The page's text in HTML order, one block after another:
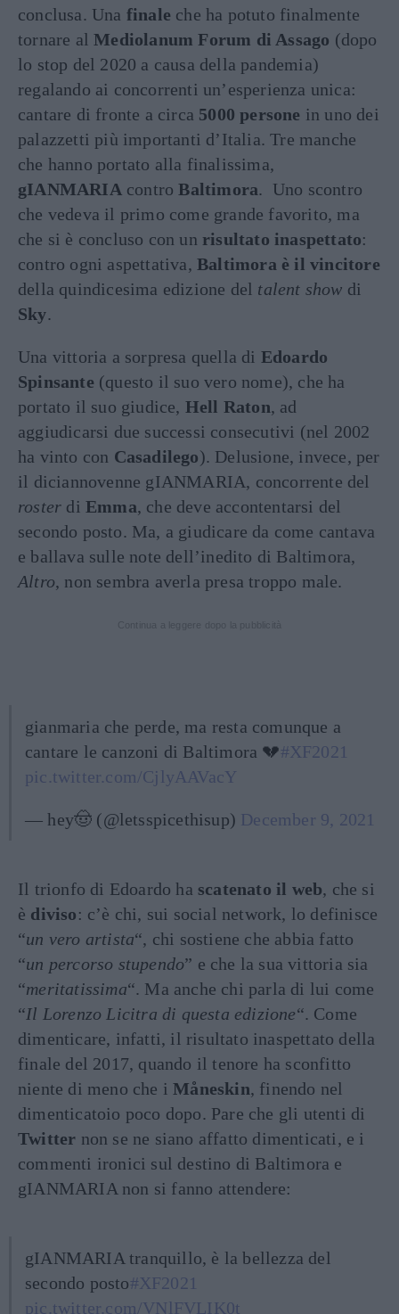
conclusa. Una finale che ha potuto finalmente
tornare alMediolanum Forum di Assago (dopo
lo stop del 2020 a causa della pandemia)
regalando ai concorrenti un’esperienza unica:
cantare di fronte a circa 5000 persone in uno dei
palazzetti più importanti d’Italia. Tre manche
che hanno portato alla finalissima,
gIANMARIA controBaltimora. Uno scontro
che vedeva il primo come grande favorito, ma
che si è concluso con un risultato inaspettato:
contro ogni aspettativa, Baltimora è il vincitore
della quindicesima edizione del talent show di
Sky.
Una vittoria a sorpresa quella di Edoardo
Spinsante (questo il suo vero nome), che ha
portato il suo giudice, Hell Raton, ad
aggiudicarsi due successi consecutivi (nel 2002
ha vinto con Casadilego). Delusione, invece, per
il diciannovenne gIANMARIA, concorrente del
roster diEmma, che deve accontentarsi del
secondo posto. Ma, a giudicare da come cantava
e ballava sulle note dell’inedito di Baltimora,
Altro, non sembra averla presa troppo male.
gianmaria che perde, ma resta comunque a
cantare le canzoni di Baltimora 💔#XF2021
pic.twitter.com/CjlyAAVacY
— hey🤠 (@letsspicethisup) December 9, 2021
Il trionfo di Edoardo ha scatenato il web, che si
è diviso: c’è chi, sui social network, lo definisce
“un vero artista“, chi sostiene che abbia fatto
“un percorso stupendo” e che la sua vittoria sia
“meritatissima“. Ma anche chi parla di lui come
“Il Lorenzo Licitra di questa edizione“. Come
dimenticare, infatti, il risultato inaspettato della
finale del 2017, quando il tenore ha sconfitto
niente di meno che iMåneskin, finendo nel
dimenticatoio poco dopo. Pare che gli utenti di
Twitter non se ne siano affatto dimenticati, e i
commenti ironici sul destino di Baltimora e
gIANMARIA non si fanno attendere:
gIANMARIA tranquillo, è la bellezza del
secondo posto#XF2021
pic.twitter.com/VNlFVLIK0t